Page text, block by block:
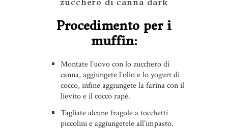
zucchero di canna dark
Procedimento per i
muffin:
Montate l’uovo con lo zucchero di
canna, aggiungete l’olio e lo yogurt di
cocco, infine aggiungete la farina con il
lievito e il cocco rapè.
Tagliate alcune fragole a tocchetti
piccolini e aggiungetele all’impasto.